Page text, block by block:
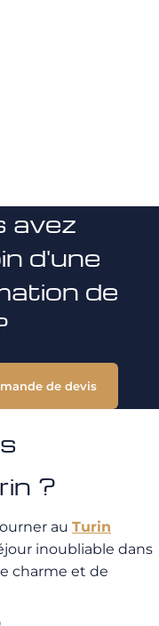
avez
d'une
de
de devis
?
au Turin
inoubliable dans
charme et de